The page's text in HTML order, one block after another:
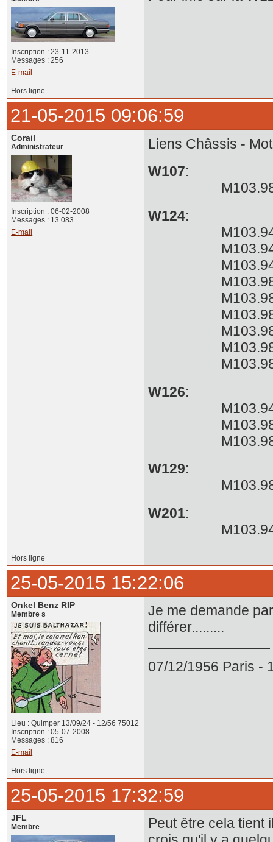
Inscription : 23-11-2013
Messages : 256
E-mail
Hors ligne
21-05-2015 09:06:59
Corail
Administrateur
Inscription : 06-02-2008
Messages : 13 083
E-mail
Liens Châssis -
W107:
M103.982
W124:
M103.940
M103.940
M103.943
M103.980
M103.983
M103.985
M103.983
M103.983
M103.985
W126:
M103.941
M103.981
M103.981
W129:
M103.984
W201:
M103.942
Hors ligne
25-05-2015 15:22:06
Onkel Benz RIP
Membre s
Lieu : Quimper 13/09/24 - 12/56 75012
Inscription : 05-07-2008
Messages : 816
E-mail
Je me demande
différer.........
07/12/1956 Paris -
Hors ligne
25-05-2015 17:32:59
JFL
Membre
Peut être cela tient